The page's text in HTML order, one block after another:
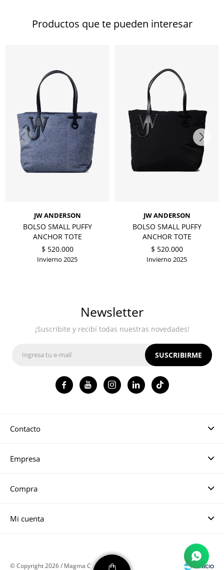
Productos que te pueden interesar
JW ANDERSON
BOLSO SMALL PUFFY
ANCHOR TOTE
$ 520.000
Invierno 2025
JW ANDERSON
BOLSO SMALL PUFFY
ANCHOR TOTE
$ 520.000
Invierno 2025
Contacto
Empresa
Compra
Mi cuenta
Newsletter
¡Suscribite y recibí todas nuestras novedades!
SUSCRIBIRME
   
© Copyright 2026 / Magma CH